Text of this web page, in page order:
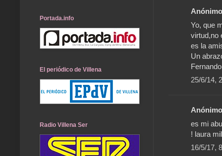
Yo, que
virtud,no
es la
Un
Fernando
25/6/14,
es mi
! laura
16/5/17,
Portada.info
El periódico de Villena
Radio Villena Ser